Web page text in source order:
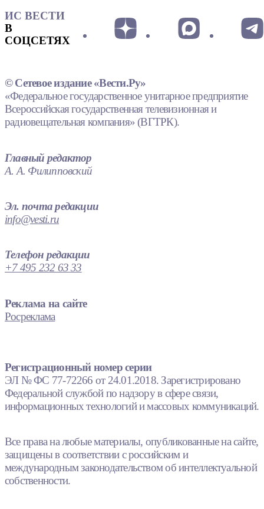
ИС ВЕСТИ
В
СОЦСЕТЯХ
© Сетевое издание «Вести.Ру»
«Федеральное государственное унитарное предприятие
Всероссийская государственная телевизионная и
радиовещательная компания» (ВГТРК).
Главный редактор
А. А. Филипповский
Эл. почта редакции
info@vesti.ru
Телефон редакции
+7 495 232 63 33
Реклама на сайте
Росреклама
Регистрационный номер серии
ЭЛ № ФС 77-72266 от 24.01.2018. Зарегистрировано
Федеральной службой по надзору в сфере связи,
информационных технологий и массовых коммуникаций.
Все права на любые материалы, опубликованные на сайте,
защищены в соответствии с российским и
международным законодательством об интеллектуальной
собственности.